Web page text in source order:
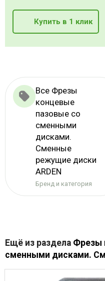
Купить в 1 клик
Все Фрезы
концевые
пазовые со
сменными
дисками.
Сменные
режущие диски
ARDEN
Бренд и категория
Ещё из раздела Фрезы
сменными дисками.